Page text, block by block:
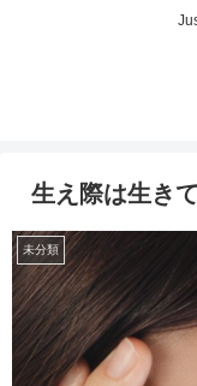
生え際は生き
未分類